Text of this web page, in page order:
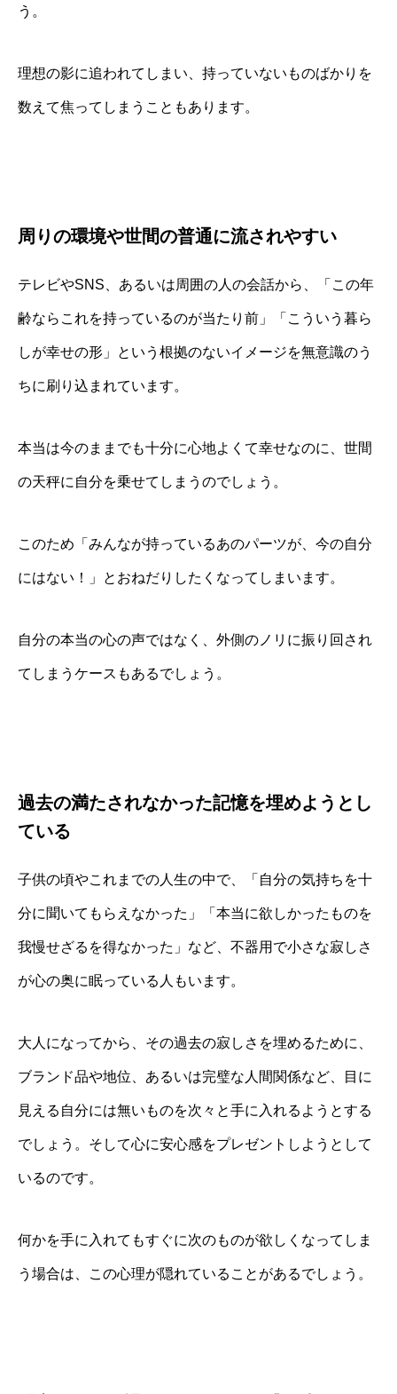
う。
理想の影に追われてしまい、持っていないものばかりを
数えて焦ってしまうこともあります。
周りの環境や世間の普通に流されやすい
テレビやSNS、あるいは周囲の人の会話から、「この年
齢ならこれを持っているのが当たり前」「こういう暮ら
しが幸せの形」という根拠のないイメージを無意識のう
ちに刷り込まれています。
本当は今のままでも十分に心地よくて幸せなのに、世間
の天秤に自分を乗せてしまうのでしょう。
このため「みんなが持っているあのパーツが、今の自分
にはない！」とおねだりしたくなってしまいます。
自分の本当の心の声ではなく、外側のノリに振り回され
てしまうケースもあるでしょう。
過去の満たされなかった記憶を埋めようとし
ている
子供の頃やこれまでの人生の中で、「自分の気持ちを十
分に聞いてもらえなかった」「本当に欲しかったものを
我慢せざるを得なかった」など、不器用で小さな寂しさ
が心の奥に眠っている人もいます。
大人になってから、その過去の寂しさを埋めるために、
ブランド品や地位、あるいは完璧な人間関係など、目に
見える自分には無いものを次々と手に入れるようとする
でしょう。そして心に安心感をプレゼントしようとして
いるのです。
何かを手に入れてもすぐに次のものが欲しくなってしま
う場合は、この心理が隠れていることがあるでしょう。